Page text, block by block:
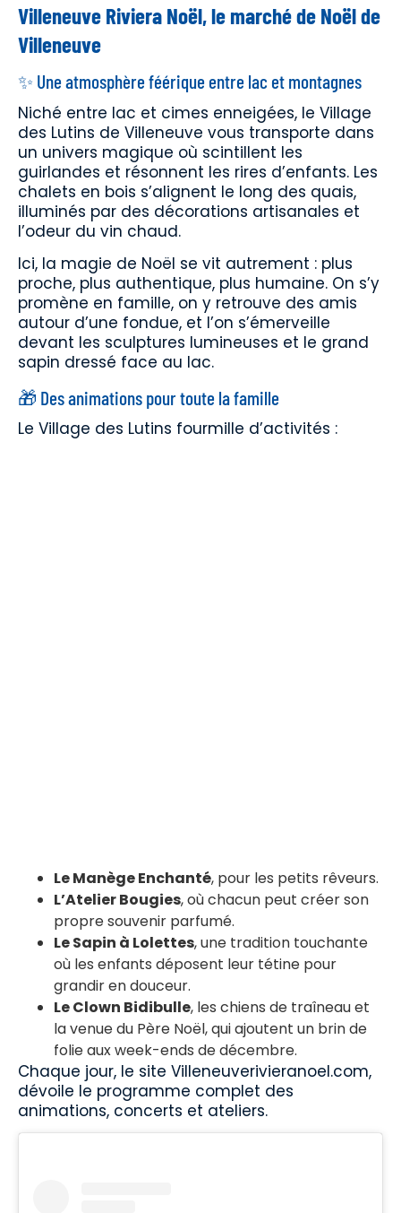
Villeneuve Riviera Noël, le marché de Noël de
Villeneuve
✨ Une atmosphère féérique entre lac et montagnes
Niché entre lac et cimes enneigées, le Village
des Lutins de Villeneuve vous transporte dans
un univers magique où scintillent les
guirlandes et résonnent les rires d’enfants. Les
chalets en bois s’alignent le long des quais,
illuminés par des décorations artisanales et
l’odeur du vin chaud.
Ici, la magie de Noël se vit autrement : plus
proche, plus authentique, plus humaine. On s’y
promène en famille, on y retrouve des amis
autour d’une fondue, et l’on s’émerveille
devant les sculptures lumineuses et le grand
sapin dressé face au lac.
🎁 Des animations pour toute la famille
Le Village des Lutins fourmille d’activités :
Le Manège Enchanté, pour les petits rêveurs.
L’Atelier Bougies, où chacun peut créer son
propre souvenir parfumé.
Le Sapin à Lolettes, une tradition touchante
où les enfants déposent leur tétine pour
grandir en douceur.
Le Clown Bidibulle, les chiens de traîneau et
la venue du Père Noël, qui ajoutent un brin de
folie aux week-ends de décembre.
Chaque jour, le site Villeneuverivieranoel.com,
dévoile le programme complet des
animations, concerts et ateliers.